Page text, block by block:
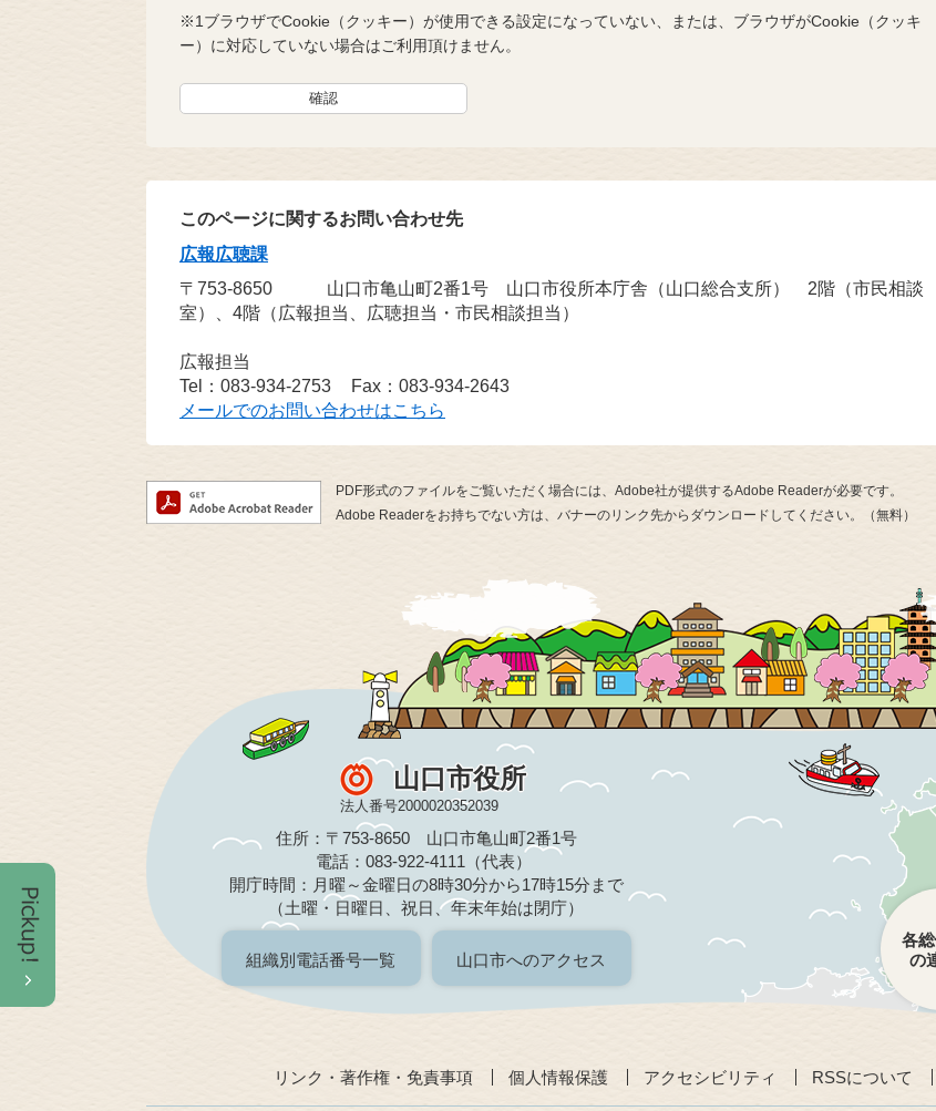
※1ブラウザでCookie（クッキー）が使用できる設定になっていない、または、ブラウザがCookie（クッキ
ー）に対応していない場合はご利用頂けません。
このページに関するお問い合わせ先
広報広聴課
〒753-8650
山口市亀山町2番1号 山口市役所本庁舎（山口総合支所） 2階（市民相談
室）、4階（広報担当、広聴担当・市民相談担当）
広報担当
Tel：083-934-2753
Fax：083-934-2643
メールでのお問い合わせはこちら
PDF形式のファイルをご覧いただく場合には、Adobe社が提供するAdobe Readerが必要です。
Adobe Readerをお持ちでない方は、バナーのリンク先からダウンロードしてください。（無料）
山口市役所
法人番号2000020352039
住所：〒753-8650 山口市亀山町2番1号
電話：083-922-4111（代表）
開庁時間：月曜～金曜日の8時30分から17時15分まで
（土曜・日曜日、祝日、年末年始は閉庁）
組織別電話番号一覧 山口市へのアクセス
各
の
リンク・著作権・免責事項 個人情報保護 アクセシビリティ RSSについて